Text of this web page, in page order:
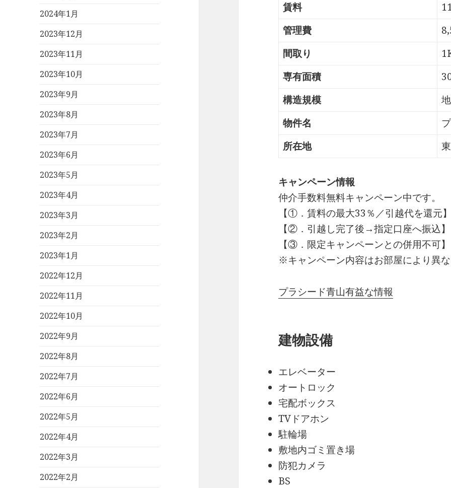
2024年1月
2023年12月
2023年11月
2023年10月
2023年9月
2023年8月
2023年7月
2023年6月
2023年5月
2023年4月
2023年3月
2023年2月
2023年1月
2022年12月
2022年11月
2022年10月
2022年9月
2022年8月
2022年7月
2022年6月
2022年5月
2022年4月
2022年3月
2022年2月
賃料
管理費
間取り
専有面積
構造規模
物件名
所在地
キャンペーン情報
仲介手数料無料キャンペーン中です。
【①．賃料の最大33％／引越代を還元
【②．引越し完了後→指定口座へ振込】
【③．限定キャンペーンとの併用不可】
※キャンペーン内容はお部屋により異
プラシード青山有益な情報
建物設備
エレベーター
オートロック
宅配ボックス
TVドアホン
駐輪場
敷地内ゴミ置き場
防犯カメラ
BS